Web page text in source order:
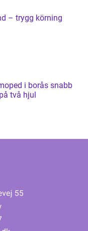
– trygg körning
i borås snabb
två hjul